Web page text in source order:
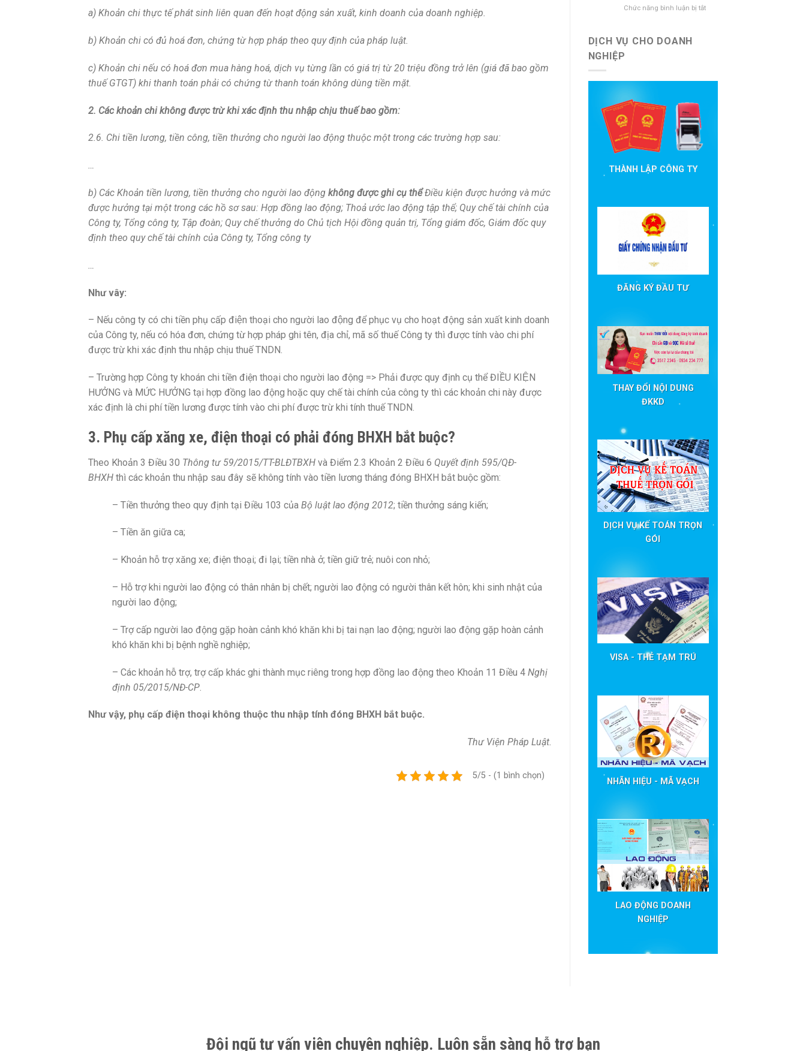
a) Khoản chi thực tế phát sinh liên quan đến hoạt động sản xuất, kinh doanh của doanh nghiệp.
b) Khoản chi có đủ hoá đơn, chứng từ hợp pháp theo quy định của pháp luật.
c) Khoản chi nếu có hoá đơn mua hàng hoá, dịch vụ từng lần có giá trị từ 20 triệu đồng trở lên (giá đã bao gồm
thuế GTGT) khi thanh toán phải có chứng từ thanh toán không dùng tiền mặt.
2. Các khoản chi không được trừ khi xác định thu nhập chịu thuế bao gồm:
2.6. Chi tiền lương, tiền công, tiền thưởng cho người lao động thuộc một trong các trường hợp sau:
…
b) Các Khoản tiền lương, tiền thưởng cho người lao động không được ghi cụ thểĐiều kiện được hưởng và mức
được hưởng tại một trong các hồ sơ sau: Hợp đồng lao động; Thoả ước lao động tập thể; Quy chế tài chính của
Công ty, Tổng công ty, Tập đoàn; Quy chế thưởng do Chủ tịch Hội đồng quản trị, Tổng giám đốc, Giám đốc quy
định theo quy chế tài chính của Công ty, Tổng công ty
…
Như vây:
– Nếu công ty có chi tiền phụ cấp điện thoại cho người lao động để phục vụ cho hoạt động sản xuất kinh doanh
của Công ty, nếu có hóa đơn, chứng từ hợp pháp ghi tên, địa chỉ, mã số thuế Công ty thì được tính vào chi phí
được trừ khi xác định thu nhập chịu thuế TNDN.
– Trường hợp Công ty khoán chi tiền điện thoại cho người lao động => Phải được quy định cụ thể ĐIỀU KIỆN
HƯỞNG và MỨC HƯỞNG tại hợp đồng lao động hoặc quy chế tài chính của công ty thì các khoản chi này được
xác định là chi phí tiền lương được tính vào chi phí được trừ khi tính thuế TNDN.
3. Phụ cấp xăng xe, điện thoại có phải đóng BHXH bắt buộc?
Theo Khoản 3 Điều 30 Thông tư 59/2015/TT-BLĐTBXH và Điểm 2.3 Khoản 2 Điều 6 Quyết định 595/QĐ-
BHXH thì các khoản thu nhập sau đây sẽ không tính vào tiền lương tháng đóng BHXH bắt buộc gồm:
– Tiền thưởng theo quy định tại Điều 103 của Bộ luật lao động 2012; tiền thưởng sáng kiến;
– Tiền ăn giữa ca;
– Khoản hỗ trợ xăng xe; điện thoại; đi lại; tiền nhà ở; tiền giữ trẻ; nuôi con nhỏ;
– Hỗ trợ khi người lao động có thân nhân bị chết; người lao động có người thân kết hôn; khi sinh nhật của
người lao động;
– Trợ cấp người lao động gặp hoàn cảnh khó khăn khi bị tai nạn lao động; người lao động gặp hoàn cảnh
khó khăn khi bị bệnh nghề nghiệp;
– Các khoản hỗ trợ, trợ cấp khác ghi thành mục riêng trong hợp đồng lao động theo Khoản 11 Điều 4 Nghị
định 05/2015/NĐ-CP
Như vậy, phụ cấp điện thoại không thuộc thu nhập tính đóng BHXH bắt buộc.
Thư Viện Pháp Luật.
5/5 - (1 bình chọn)
nhất
tư
hành
Chức năng bình luận bị tắtở
DỊCH VỤ CHO DOANH
NGHIỆP
THÀNH LẬP CÔNG TY
ĐĂNG KÝ ĐẦU TƯ
THAY ĐỔI NỘI DUNG
ĐKKD
DỊCH VỤ KẾ TOÁN TRỌN
GÓI
VISA - THẺ TẠM TRÚ
NHÃN HIỆU - MÃ VẠCH
LAO ĐỘNG DOANH
NGHIỆP
Đội ngũ tư vấn viên chuyên nghiệp. Luôn sẵn sàng hỗ trợ bạn